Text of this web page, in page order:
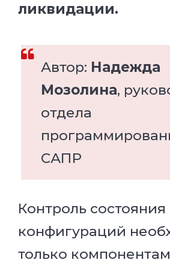
ликвидации.
Автор: Надежда
Мозолина,
отдела
САПР
Контроль состояния
конфигураций
только